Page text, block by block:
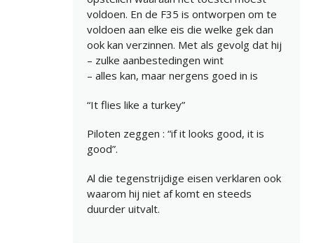
voldoen. En de F35 is ontworpen om te
voldoen aan elke eis die welke gek dan
ook kan verzinnen. Met als gevolg dat hij
– zulke aanbestedingen wint
– alles kan, maar nergens goed in is
“It flies like a turkey”
Piloten zeggen : “if it looks good, it is
good”.
Al die tegenstrijdige eisen verklaren ook
waarom hij niet af komt en steeds
duurder uitvalt.